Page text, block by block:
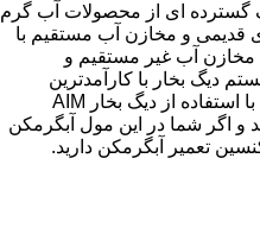
ای از محصولات آب گرم
قدیمی و مخازن آب مستقیم با
و همچنین مخازن آب غیر مستقیم و
دیگ بخار با کارآمدترین
دیگهای آب مصرفی نیاز دارید و شما با استفاده از دیگ بخار AIM
و اگر شما در این مول آبگرمکن
تعمیر آبگرمکن دارید.